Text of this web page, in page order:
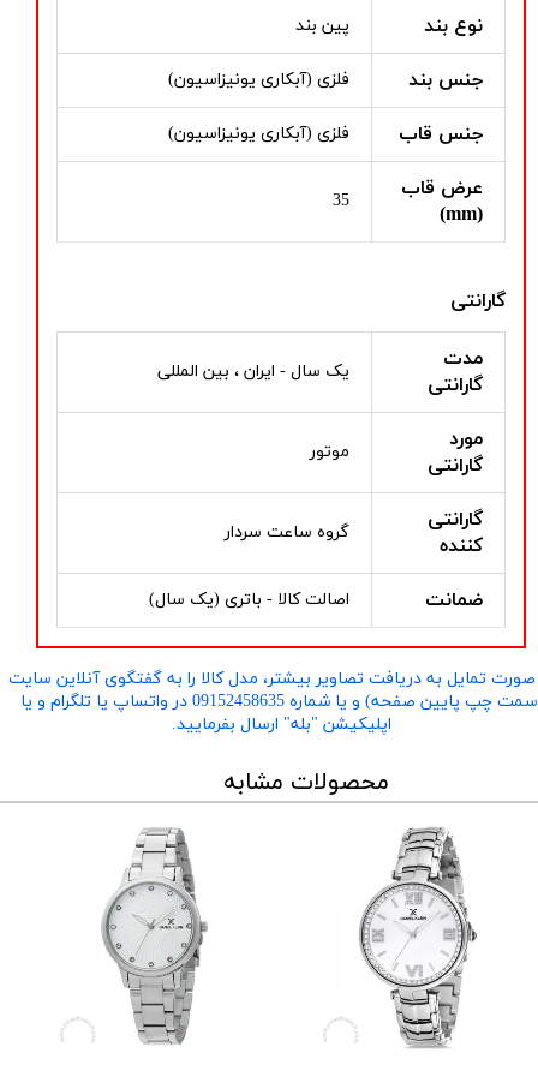
نوع بند پین بند
جنس بند فلزی (آبکاری یونیزاسیون)
جنس قاب فلزی (آبکاری یونیزاسیون)
عرض قاب
(mm)
35
گارانتی
مدت
گارانتی
یک سال - ایران ، بین المللی
مورد
گارانتی
موتور
گارانتی
کننده
گروه ساعت سردار
ضمانت اصالت کالا - باتری (یک سال)
تمایل به دریافت تصاویر بیشتر، مدل کالا را به گفتگوی آنلاین سایت
​​​​​​​(سمت چپ پایین صفحه) و یا شماره 09152458635 در واتساپ یا تلگرام و یا
اپلیکیشن "بله" ارسال بفرمایید.
محصولات مشابه